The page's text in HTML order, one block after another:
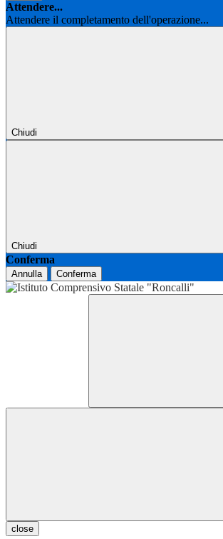
Attendere...
Attendere il completamento dell'operazione...
Chiudi
Chiudi
Conferma
Annulla Conferma
close